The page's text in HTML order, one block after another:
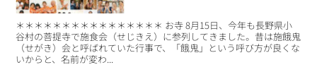
＊＊＊＊＊＊＊＊＊＊＊＊＊＊＊＊ お寺 8月15日、今年も長野県小
谷村の菩提寺で施食会（せじきえ）に参列してきました。昔は施餓鬼
（せがき）会と呼ばれていた行事で、「餓鬼」という呼び方が良くな
いからと、名前が変わ...